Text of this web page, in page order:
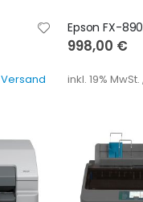
Versand
Epson FX-
998,00 €
inkl. 19% MwSt. ,